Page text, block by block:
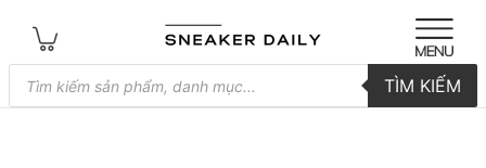
Tìm
kiếm
sản
TÌM KIẾM